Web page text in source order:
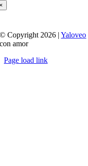
© Copyright 2026 |Yaloveo
con amor
Page load link